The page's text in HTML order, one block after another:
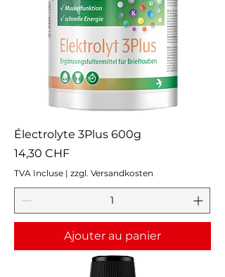
Électrolyte 3Plus 600g
Prix
14,30 CHF
TVA Incluse | zzgl. Versandkosten
Ajouter au panier